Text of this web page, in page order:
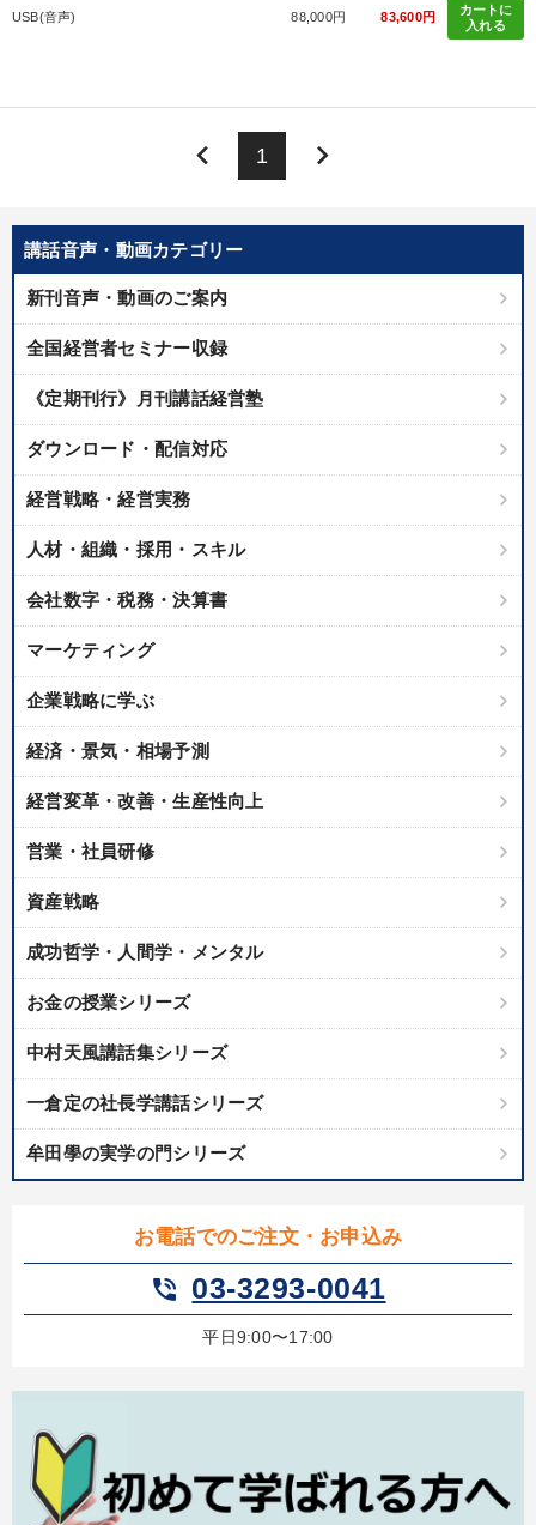
講話音声・動画カテゴリー
新刊音声・動画のご案内
全国経営者セミナー収録
《定期刊行》月刊講話経営塾
ダウンロード・配信対応
経営戦略・経営実務
人材・組織・採用・スキル
会社数字・税務・決算書
マーケティング
企業戦略に学ぶ
経済・景気・相場予測
経営変革・改善・生産性向上
営業・社員研修
資産戦略
成功哲学・人間学・メンタル
お金の授業シリーズ
中村天風講話集シリーズ
一倉定の社長学講話シリーズ
牟田學の実学の門シリーズ
お電話でのご注文・お申込み
phone_in_talk 03-3293-0041
平日9:00〜17:00
USB(音声) 88,000円 83,600円
カートに
入れる
keyboard_arrow_left 1 keyboard_arrow_right